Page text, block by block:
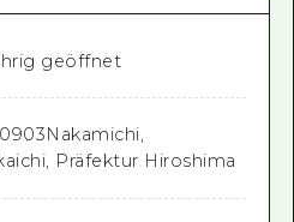
geöffnet
Nakamichi,
Präfektur Hiroshima